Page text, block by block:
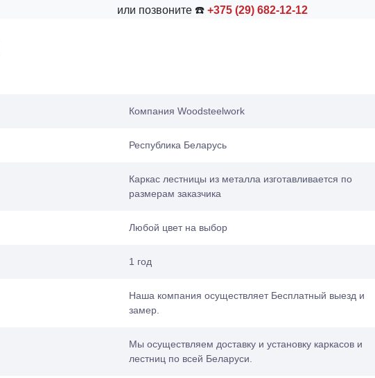
или позвоните ☎️ +375 (29) 682-12-12
Компания Woodsteelwork
Республика Беларусь
Каркас лестницы из металла изготавливается по
размерам заказчика
Любой цвет на выбор
1 год
Наша компания осуществляет Бесплатный выезд и
замер.
Мы осуществляем доставку и установку каркасов и
лестниц по всей Беларуси.